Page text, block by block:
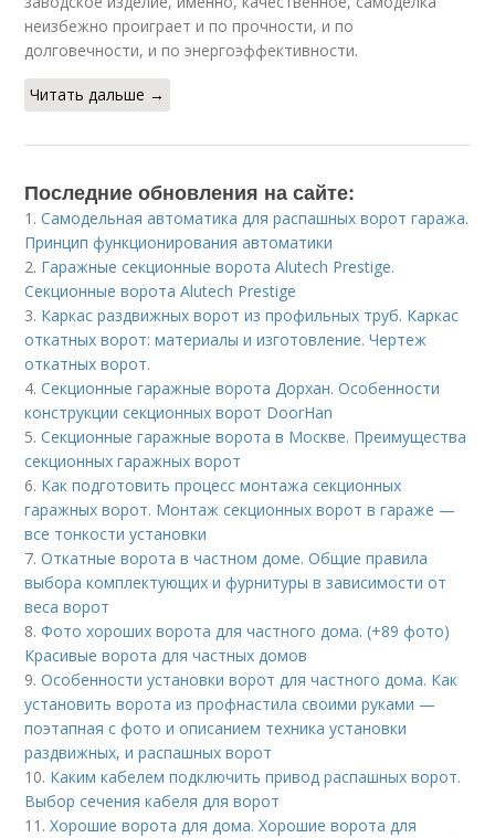
неизбежно проиграет и по прочности, и по
долговечности, и по энергоэффективности.
Читать дальше →
Последние обновления на сайте:
1.Самодельная автоматика для распашных ворот гаража.
Принцип функционирования автоматики
2. Гаражные секционные ворота Alutech Prestige.
Секционные ворота Alutech Prestige
3. Каркас раздвижных ворот из профильных труб. Каркас
откатных ворот: материалы и изготовление. Чертеж
откатных ворот.
4.Секционные гаражные ворота Дорхан. Особенности
конструкции секционных ворот DoorHan
5.Секционные гаражные ворота в Москве. Преимущества
секционных гаражных ворот
6. Как подготовить процесс монтажа секционных
гаражных ворот. Монтаж секционных ворот в гараже —
все тонкости установки
7.Откатные ворота в частном доме. Общие правила
выбора комплектующих и фурнитуры в зависимости от
веса ворот
8.Фото хороших ворота для частного дома. (+89 фото)
Красивые ворота для частных домов
9.Особенности установки ворот для частного дома. Как
установить ворота из профнастила своими руками —
поэтапная с фото и описанием техника установки
раздвижных, и распашных ворот
10. Каким кабелем подключить привод распашных ворот.
Выбор сечения кабеля для ворот
11.Хорошие ворота для дома. Хорошие ворота для